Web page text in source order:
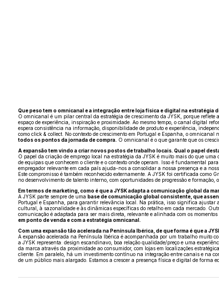
Que peso tem o omnicanal e a integração entre loja física e digital na estratégia
O omnicanal é um pilar central da estratégia de crescimento da JYSK, porque
espaço de experiência, inspiração e proximidade. Ao mesmo tempo, o canal digital
espera consistência na informação, disponibilidade de produto e experiência,
como click & collect. No contexto de crescimento em Portugal e Espanha, o
todos os pontos da jornada de compra. O omnicanal é o que garante que os
A expansão tem vindo a criar novos postos de trabalho locais. Qual o papel
O papel da criação de emprego local na estratégia da JYSK é muito mais do que
de equipas que conhecem o cliente e o contexto onde operam. Isso é fundamental
empregador relevante em cada país ajuda-nos a consolidar a nossa presença e a
Este compromisso é também reconhecido externamente. A JYSK foi certificada
no desenvolvimento de talento interno, com oportunidades de progressão e
Em termos de marketing, como é que a JYSK adapta a comunicação global da
A JYSK parte sempre de uma base de comunicação global consistente, que
Portugal e Espanha, para garantir relevância local. Na prática, isso significa ajustar
cultural, à sazonalidade e às dinâmicas específicas do retalho em cada mercado.
comunicação é adaptada para ser mais direta, relevante e alinhada com os
em ponto de venda e com a estratégia omnicanal.
Com uma expansão tão acelerada na Península Ibérica, de que forma é que a
A expansão acelerada na Península Ibérica é acompanhada por um trabalho muito
a JYSK representa: design escandinavo, boa relação qualidade/preço e uma
da marca através da proximidade ao consumidor, com lojas em localizações
cliente. Em paralelo, há um investimento contínuo na integração entre canais e na
de um público mais alargado. Estamos a crescer a presença física e digital de forma